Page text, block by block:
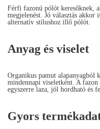
Férfi fazonú pólót keresőknek,
megjelenést. Jó választás akkor
alternatív stílushoz illő pólót.
Anyag és viselet
Organikus pamut alapanyagból
mindennapi viseletként. A
egyszerre laza, jól hordható és
Gyors